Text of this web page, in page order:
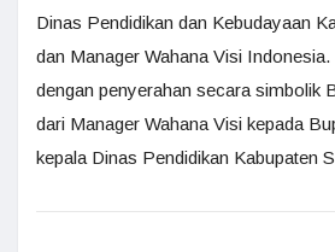
Dinas Pendidikan dan Kebudayaan
dan Manager Wahana Visi
dengan penyerahan secara simbolik
dari Manager Wahana Visi kepada
kepala Dinas Pendidikan Kabupaten